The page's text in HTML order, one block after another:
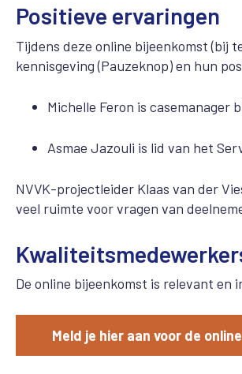
Positieve ervaringen
Tijdens deze online bijeenkomst (bij
kennisgeving (Pauzeknop) en hun
Michelle Feron is casemanager
Asmae Jazouli is lid van het
NVVK-projectleider Klaas van der
veel ruimte voor vragen van
De online bijeenkomst is relevant
Meld je hier aan voor de